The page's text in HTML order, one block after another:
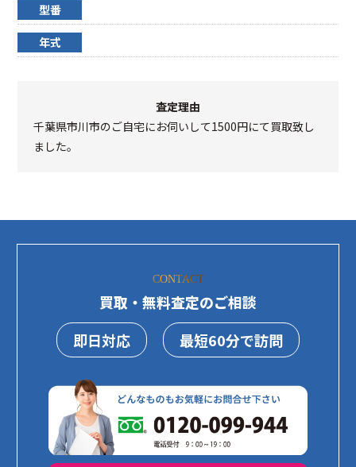
型番
年式
査定理由
千葉県市川市のご自宅にお伺いして1500円にて買取致し
ました。
CONTACT
買取・無料査定のご相談
即日対応
最短60分で訪問